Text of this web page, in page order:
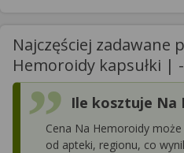
Najczęściej zadawane
Hemoroidy kapsułki |
Ile kosztuje Na
Cena Na Hemoroidy
od apteki, regionu, co